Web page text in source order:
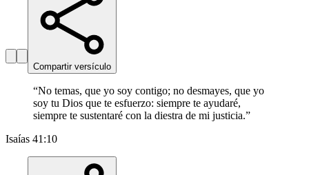
Compartir versículo
“No temas, que yo soy contigo; no desmayes, que yo
soy tu Dios que te esfuerzo: siempre te ayudaré,
siempre te sustentaré con la diestra de mi justicia.”
Isaías 41:10